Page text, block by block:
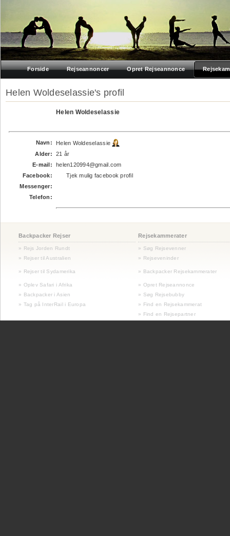
Forside Rejseannoncer Opret Rejseannonce
Helen Woldeselassie's profil
Helen Woldeselassie
Navn:
Helen Woldeselassie
Alder:
21 år
E-mail:
helen120994@gmail.com
Facebook:
Tjek mulig facebook profil
Messenger:
Telefon:
Backpacker Rejser Rejsekammerater
» Rejs Jorden Rundt
» Søg Rejsevenner
» Rejser til Australien
» Rejseveninder
» Rejser til Sydamerika » Backpacker Rejsekammerater
» Oplev Safari i Afrika
» Opret Rejseannonce
» Backpacker i Asien
» Søg Rejsebubby
» Tag på InterRail i Europa
» Find en Rejsekammerat
» Find en Rejsepartner